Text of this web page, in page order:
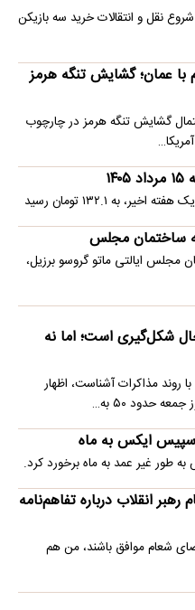
نقل و انتقالات خرید سه بازیکن
با عمان؛ گشایش تنگه هرمز
گشایش تنگه هرمز در چارچوب
به ساختمان مجلس
مجلس ایالتی ماتو گروسو برزیل،
شکل‌گیری است؛ اما نه
مذاکرات آشناست، اظهار
حدود ۵۰ به…
انقلاب درباره تفاهم‌نامه
شعام موافق باشند، من هم